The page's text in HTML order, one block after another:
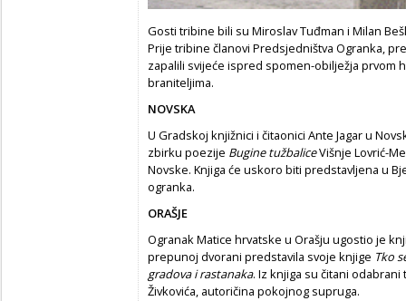
Gosti tribine bili su Miroslav Tuđman i Milan
Prije tribine članovi Predsjedništva Ogranka,
zapalili svijeće ispred spomen-obilježja prvom
braniteljima.
NOVSKA
U Gradskoj knjižnici i čitaonici Ante Jagar u
zbirku poezije Bugine tužbaliceVišnje Lovrić-
Novske. Knjiga će uskoro biti predstavljena u
ogranka.
ORAŠJE
Ogranak Matice hrvatske u Orašju ugostio je
prepunoj dvorani predstavila svoje knjige Tko
gradova i rastanaka. Iz knjiga su čitani
Živkovića, autoričina pokojnog supruga.